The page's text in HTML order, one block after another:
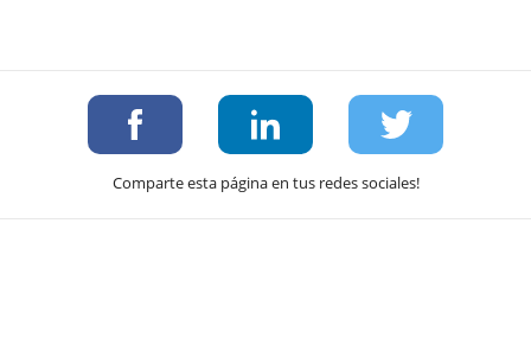
Comparte esta página en tus redes sociales!